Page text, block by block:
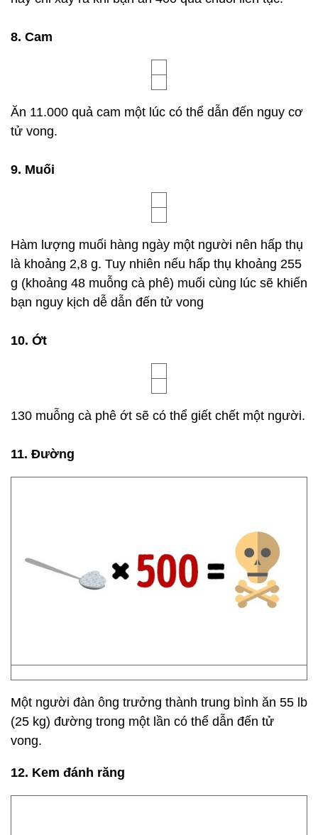
8. Cam
Ăn 11.000 quả cam một lúc có thể dẫn đến nguy cơ
tử vong.
9. Muối
Hàm lượng muối hàng ngày một người nên hấp thụ
là khoảng 2,8 g. Tuy nhiên nếu hấp thụ khoảng 255
g (khoảng 48 muỗng cà phê) muối cùng lúc sẽ khiến
bạn nguy kịch dễ dẫn đến tử vong
10. Ớt
130 muỗng cà phê ớt sẽ có thể giết chết một người.
11. Đường
Một người đàn ông trưởng thành trung bình ăn 55 lb
(25 kg) đường trong một lần có thể dẫn đến tử
vong.
12. Kem đánh răng